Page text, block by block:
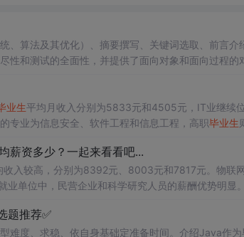
、算法及其优化）、摘要撰写、关键词选取、前言介
性和测试的全面性，并提供了面向对象和面向过程的
业生平均月收入分别为5833元和4505元，IT业继续
专业为信息安全、软件工程和信息工程，高职毕业生
薪资多少？一起来看看吧...
入较高，分别为8392元、8003元和7817元。物联
单位中，民营企业和科学研究人员的薪酬优势明显
题推荐✅
难度、求稳、依自身基础定准备时间。介绍Java作为